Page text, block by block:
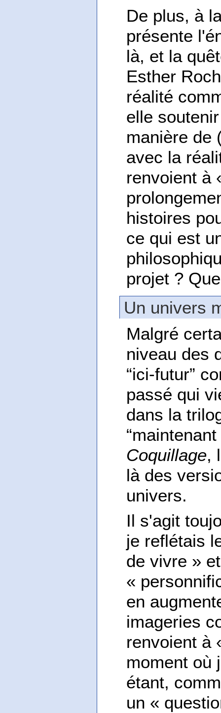
De plus, à
présente
là, et la
Esther
réalité
elle
manière de
avec la
renvoient à
histoires
ce qui est
projet ?
Un univers
Malgré
niveau des
“ici-futur”
passé qui
dans la
Coquillage,
là des
univers.
Il s'agit
je reflétais
de vivre »
«
en
imageries
renvoient à
moment où
étant,
un «